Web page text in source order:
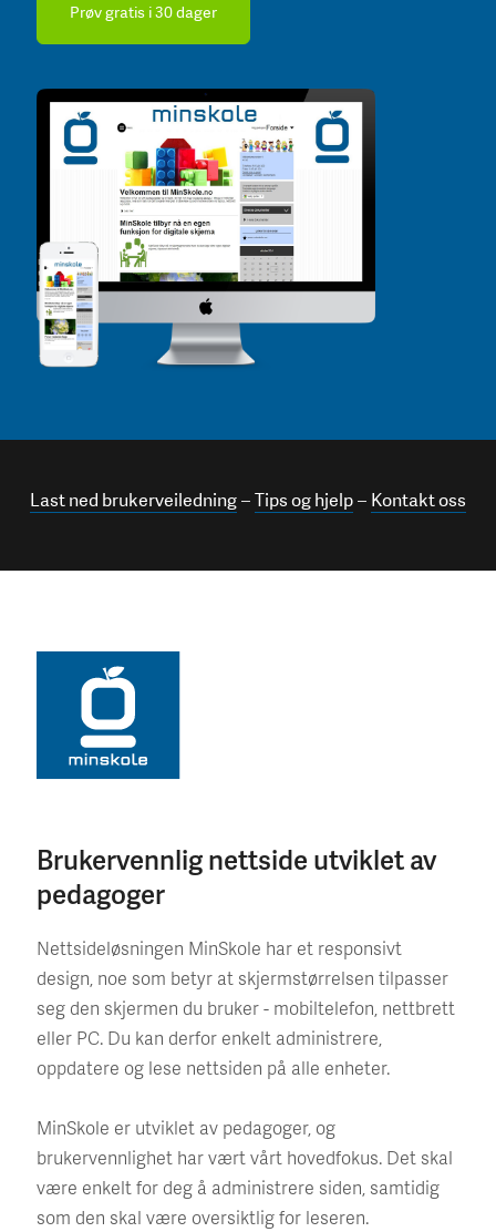
Prøv gratis i 30 dager
Last ned brukerveiledning–Tips og hjelp– Kontakt oss
Brukervennlig nettside utviklet av
pedagoger
Nettsideløsningen MinSkole har et responsivt
design, noe som betyr at skjermstørrelsen tilpasser
seg den skjermen du bruker - mobiltelefon, nettbrett
eller PC. Du kan derfor enkelt administrere,
oppdatere og lese nettsiden på alle enheter.
MinSkole er utviklet av pedagoger, og
brukervennlighet har vært vårt hovedfokus. Det skal
være enkelt for deg å administrere siden, samtidig
som den skal være oversiktlig for leseren.